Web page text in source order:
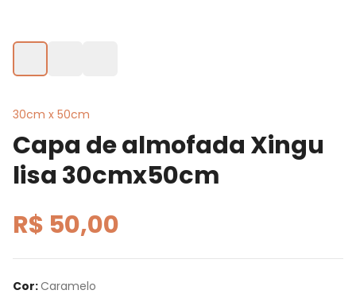
30cm x 50cm
Capa de almofada Xingu
lisa 30cmx50cm
R$ 50,00
Cor:Caramelo